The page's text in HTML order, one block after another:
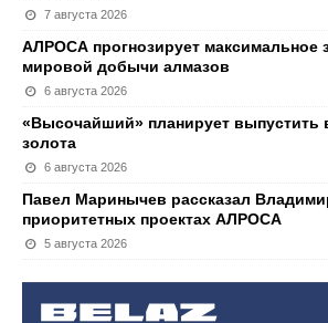
7 августа 2026
АЛРОСА прогнозирует максимальное
мировой добычи алмазов
6 августа 2026
«Высочайший» планирует выпустить
золота
6 августа 2026
Павел Маринычев рассказал
приоритетных проектах АЛРОСА
5 августа 2026